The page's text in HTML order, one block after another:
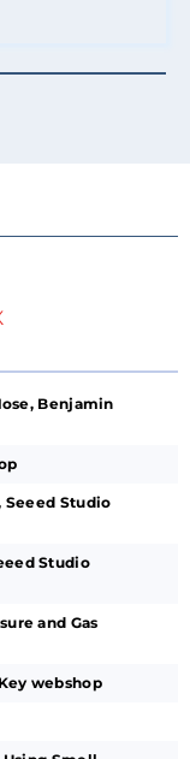
Benjamin
Seeed Studio
Studio
and Gas
webshop